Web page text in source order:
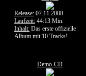
Release: 07.11.2008
Laufzeit: 44:13 Min.
Inhalt: Das erste offizielle
Album mit 10 Tracks!
Demo-CD